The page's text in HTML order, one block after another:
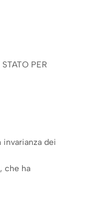
PER
invarianza dei
che ha